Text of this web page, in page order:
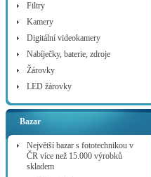
Filtry
Kamery
Digitální videokamery
Nabíječky, baterie, zdroje
Žárovky
LED žárovky
Bazar
Největší bazar s fototechnikou v
ČR více než 15.000 výrobků
skladem